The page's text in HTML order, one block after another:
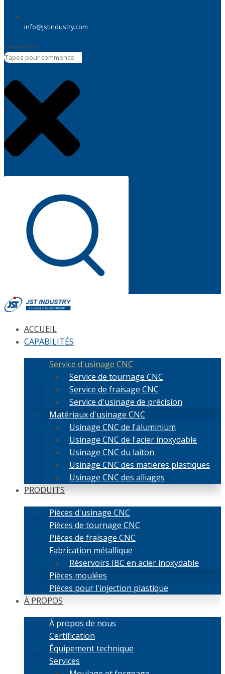
info@jstindustry.com
Recherche
ACCUEIL
CAPABILITÉS
Service d'usinage CNC
Service de tournage CNC
Service de fraisage CNC
Service d'usinage de précision
Matériaux d'usinage CNC
Usinage CNC de l'aluminium
Usinage CNC de l'acier inoxydable
Usinage CNC du laiton
Usinage CNC des matières plastiques
Usinage CNC des alliages
PRODUITS
Pièces d'usinage CNC
Pièces de tournage CNC
Pièces de fraisage CNC
Fabrication métallique
Réservoirs IBC en acier inoxydable
Pièces moulées
Pièces pour l'injection plastique
À PROPOS
À propos de nous
Certification
Équipement technique
Services